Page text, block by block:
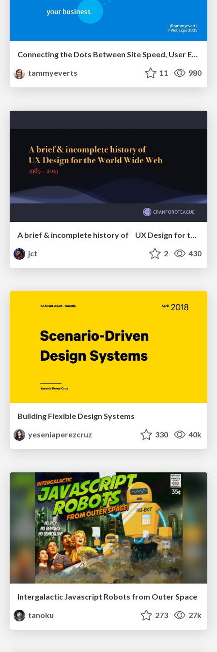
Connecting the Dots Between Site Speed, User Experience & Your Business [WebExpo 2025]
tammyeverts
11 980
A brief & incomplete history of UX Design for the World Wide Web: 1989–2019
jct
2 430
Building Flexible Design Systems
yeseniaperezcruz
330 40k
Intergalactic Javascript Robots from Outer Space
tanoku
273 27k